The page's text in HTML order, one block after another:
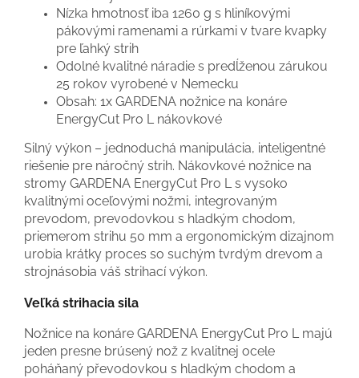
Nízka hmotnosť iba 1260 g s hliníkovými
pákovými ramenami a rúrkami v tvare kvapky
pre ľahký strih
Odolné kvalitné náradie s predĺženou zárukou
25 rokov vyrobené v Nemecku
Obsah: 1x GARDENA nožnice na konáre
EnergyCut Pro L nákovkové
Silný výkon – jednoduchá manipulácia, inteligentné
riešenie pre náročný strih. Nákovkové nožnice na
stromy GARDENA EnergyCut Pro L s vysoko
kvalitnými oceľovými nožmi, integrovaným
prevodom, prevodovkou s hladkým chodom,
priemerom strihu 50 mm a ergonomickým dizajnom
urobia krátky proces so suchým tvrdým drevom a
strojnásobia váš strihací výkon.
Veľká strihacia sila
Nožnice na konáre GARDENA EnergyCut Pro L majú
jeden presne brúsený nož z kvalitnej ocele
poháňaný převodovkou s hladkým chodom a